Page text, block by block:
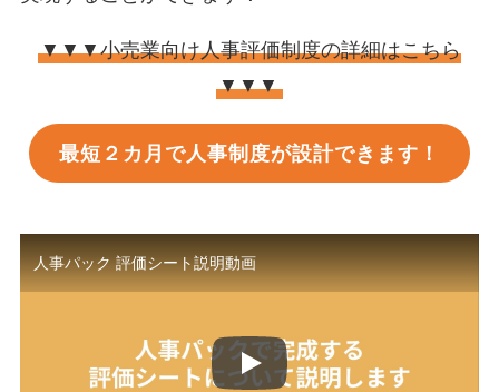
▼▼▼小売業向け人事評価制度の詳細はこちら
▼▼▼
最短２カ月で人事制度が設計できます！
人事パック 評価シート説明動画